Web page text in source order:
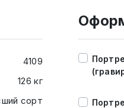
4109
126 кг
сорт